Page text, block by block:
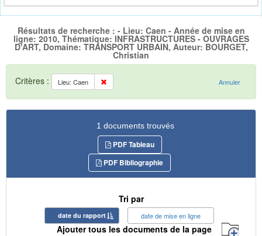
Résultats de recherche : - Lieu: Caen - Année de mise en
ligne: 2010, Thématique: INFRASTRUCTURES - OUVRAGES
D'ART, Domaine: TRANSPORT URBAIN, Auteur: BOURGET,
Christian
Critères : Lieu: Caen Annuler
1 documents trouvés
PDF Tableau
PDF Bibliographie
Tri par
date du rapport date de mise en ligne
Ajouter tous les documents de la page